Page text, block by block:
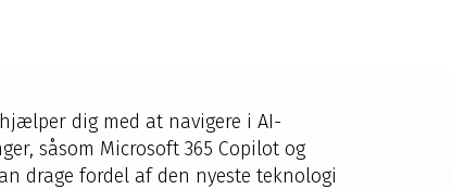
dig med at navigere i AI-
såsom Microsoft 365 Copilot og
drage fordel af den nyeste teknologi